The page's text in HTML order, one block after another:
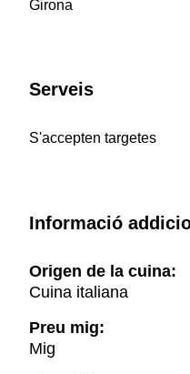
Girona
Serveis
S'accepten targetes
Informació
Origen de la cuina:
Cuina italiana
Preu mig:
Mig